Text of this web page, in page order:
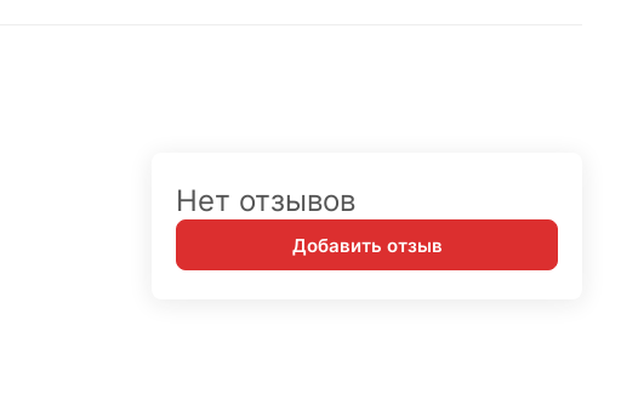
Нет отзывов
Добавить отзыв